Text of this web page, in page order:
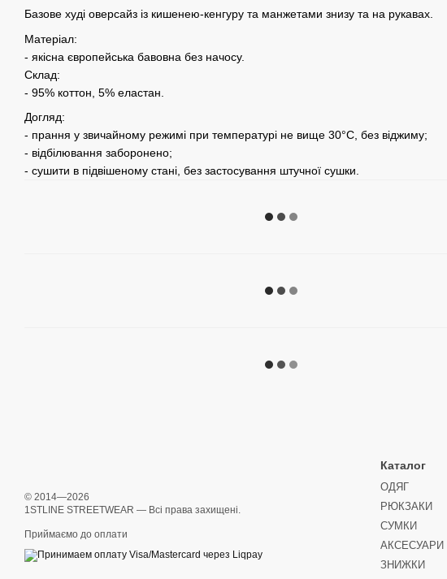
Базове худі оверсайз із кишенею-кенгуру та манжетами знизу та на рукавах.
Матеріал:
- якісна європейська бавовна без начосу.
Склад:
- 95% коттон, 5% еластан.
Догляд:
- прання у звичайному режимі при температурі не вище 30°C, без віджиму;
- відбілювання заборонено;
- сушити в підвішеному стані, без застосування штучної сушки.
© 2014—2026
1STLINE STREETWEAR — Всі права захищені.
Приймаємо до оплати
Каталог
ОДЯГ
РЮКЗАКИ
СУМКИ
АКСЕСУАРИ
ЗНИЖКИ